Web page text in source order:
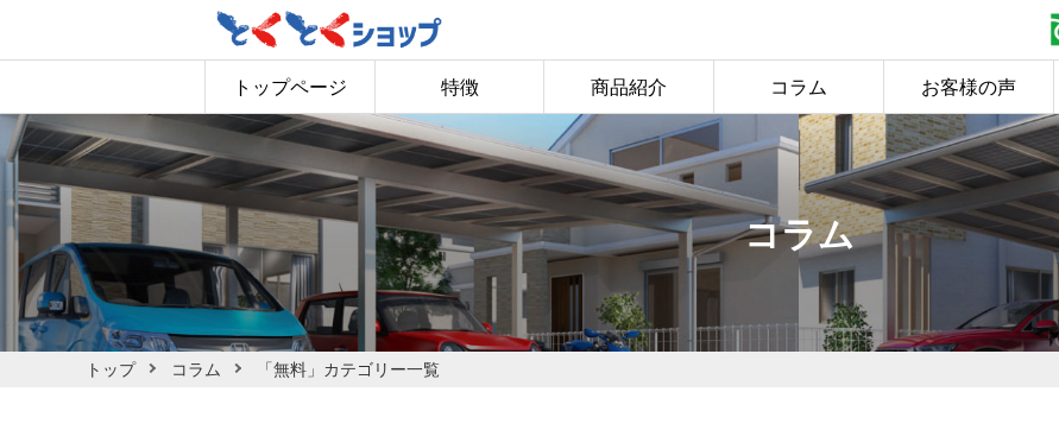
トップページ 特徴 商品紹介 コラム お客様の声
コラム
トップ コラム 「無料」カテゴリー一覧